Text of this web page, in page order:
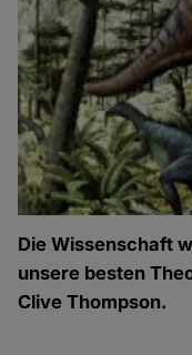
Die Wissenschaft
unsere besten
Clive Thompson.